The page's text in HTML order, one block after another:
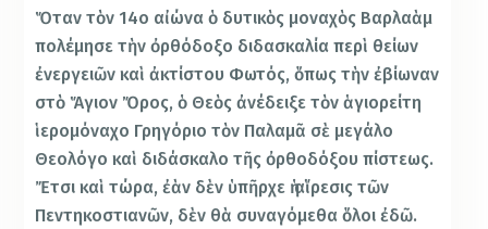
Ὅταν τὸν 14ο αἰώνα ὁ δυτικὸς μοναχὸς Βαρλαὰμ
πολέμησε τὴν ὀρθόδοξο διδασκαλία περὶ θείων
ἐνεργειῶν καὶ ἀκτίστου Φωτός, ὅπως τὴν ἐβίωναν
στὸ Ἅγιον Ὄρος, ὁ Θεὸς ἀνέδειξε τὸν ἁγιορείτη
ἱερομόναχο Γρηγόριο τὸν Παλαμᾶ σὲ μεγάλο
Θεολόγο καὶ διδάσκαλο τῆς ὀρθοδόξου πίστεως.
Ἔτσι καὶ τώρα, ἐὰν δὲν ὑπῆρχε ἡ αἵρεσις τῶν
Πεντηκοστιανῶν, δὲν θὰ συναγόμεθα ὅλοι ἐδῶ.